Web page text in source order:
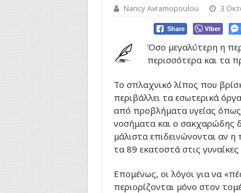
Nancy Avramopoulou 3
Share Viber
Όσο μεγαλύτερη η
περισσότερα και τα
Το σπλαχνικό λίπος που
περιβάλλει τα εσωτερικά
από προβλήματα υγείας όπως
νοσήματα και ο σακχαρώδης
μάλιστα επιδεινώνονται αν
τα 89 εκατοστά στις
Επομένως, οι λόγοι για να
περιορίζονται μόνο στον